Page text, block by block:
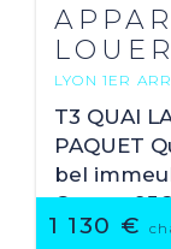
LOUER
LYON 1ER
77.36
1 130 €
T3 QUAI
PAQUET
bel
Carrez,
au 2ème